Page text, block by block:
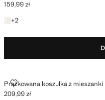
Aktualna cena [159,99 zł ]
159,99 zł
+2
+2 kolory
Prążkowana koszulka z mieszanki
PRĄŻKOWANA KOSZULKA Z
Aktualna cena [209,99 zł ]
209,99 zł